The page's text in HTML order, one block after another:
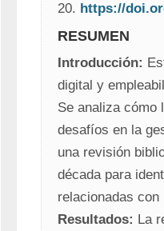
20. https://
RESUMEN
Introducción:
digital y
Se analiza cómo
desafíos en la
una revisión
década para
Resultados: La